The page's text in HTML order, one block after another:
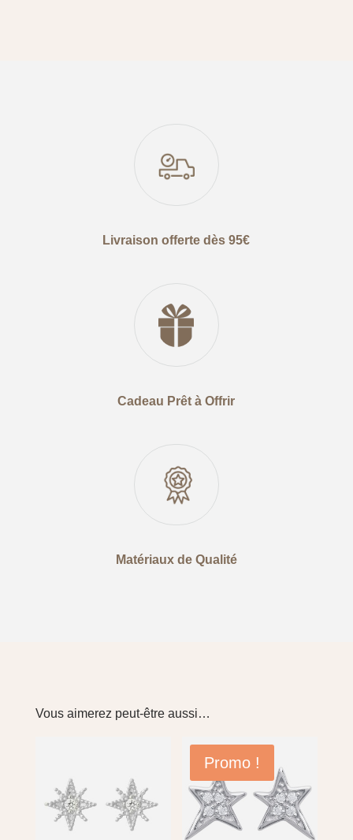
Livraison offerte dès 95€
Cadeau Prêt à Offrir
Matériaux de Qualité
Vous aimerez peut-être aussi…
Promo !